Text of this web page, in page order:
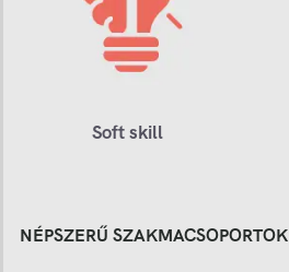
Soft skill
NÉPSZERŰ SZAKMACSOPORTOK